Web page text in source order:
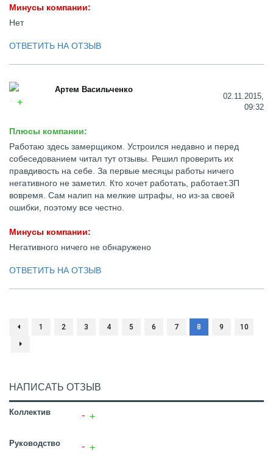
Минусы компании:
Нет
ОТВЕТИТЬ НА ОТЗЫВ
Артем Васильченко
02.11.2015,
09:32
Плюсы компании:
Работаю здесь замерщиком. Устроился недавно и перед
собеседованием читал тут отзывы. Решил проверить их
правдивость на себе. За первые месяцы работы ничего
негативного не заметил. Кто хочет работать, работает.ЗП
вовремя. Сам налип на мелкие штрафы, но из-за своей
ошибки, поэтому все честно.
Минусы компании:
Негативного ничего не обнаружено
ОТВЕТИТЬ НА ОТЗЫВ
1 2 3 4 5 6 7 8 9 10
НАПИСАТЬ ОТЗЫВ
Коллектив
Руководство